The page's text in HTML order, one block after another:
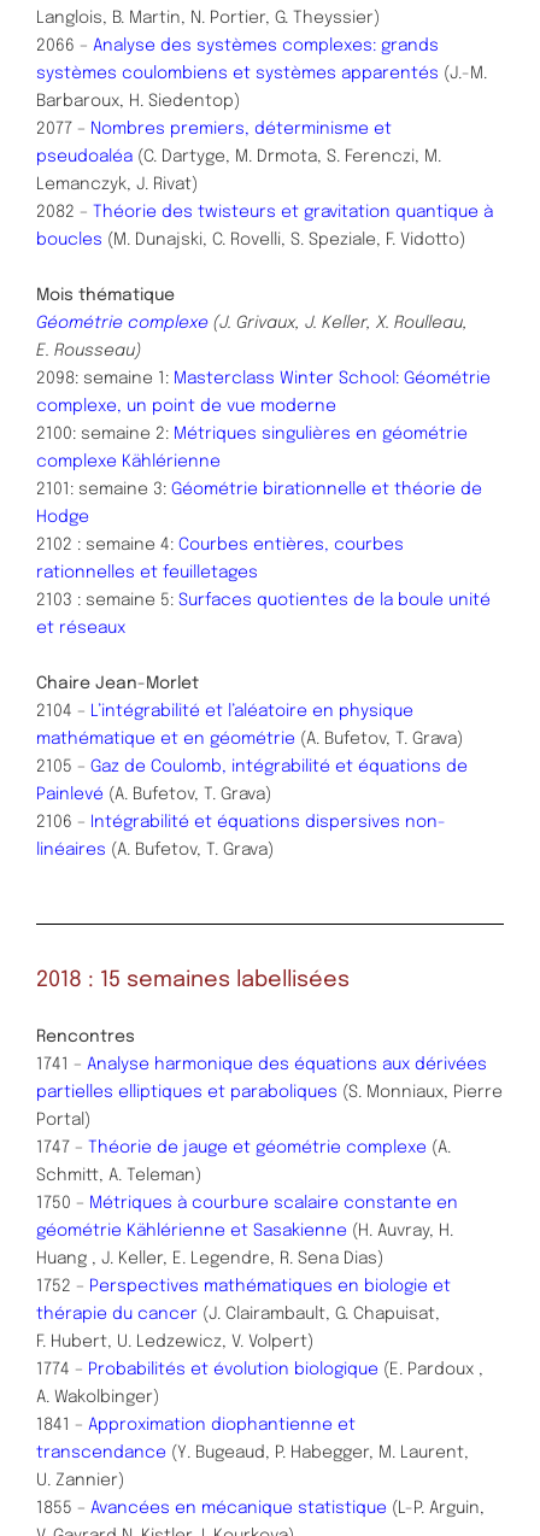
Langlois, B. Martin, N. Portier, G. Theyssier)
2066 – Analyse des systèmes complexes: grands
systèmes coulombiens et systèmes apparentés (J.-M.
Barbaroux, H. Siedentop)
2077 – Nombres premiers, déterminisme et
pseudoaléa (C. Dartyge, M. Drmota, S. Ferenczi, M.
Lemanczyk, J. Rivat)
2082 – Théorie des twisteurs et gravitation quantique à
boucles (M. Dunajski, C. Rovelli, S. Speziale, F. Vidotto)
Mois thématique
Géométrie complexe (J. Grivaux, J. Keller, X. Roulleau,
E. Rousseau)
2098: semaine 1: Masterclass Winter School: Géométrie
complexe, un point de vue moderne
2100: semaine 2: Métriques singulières en géométrie
complexe Kählérienne
2101: semaine 3: Géométrie birationnelle et théorie de
Hodge
2102 : semaine 4: Courbes entières, courbes
rationnelles et feuilletages
2103 : semaine 5: Surfaces quotientes de la boule unité
et réseaux
Chaire Jean-Morlet
2104 –
L’intégrabilité et l’aléatoire en physique
mathématique et en géométrie (A. Bufetov, T. Grava)
2105 – Gaz de Coulomb, intégrabilité et équations de
Painlevé (A. Bufetov, T. Grava)
​2106 –
Intégrabilité et équations dispersives non-
linéaires (A. Bufetov, T. Grava)
2018 : 15 semaines labellisées
Rencontres
1741 – Analyse harmonique des équations aux dérivées
partielles elliptiques et paraboliques (S. Monniaux, Pierre
Portal)
1747 –
Théorie de jauge et géométrie complexe (A.
Schmitt, A. Teleman)
1750 – Métriques à courbure scalaire constante en
géométrie Kählérienne et Sasakienne (H. Auvray, H.
Huang , J. Keller, E. Legendre, R. Sena Dias)
1752 – Perspectives mathématiques en biologie et
thérapie du cancer (J. Clairambault, G. Chapuisat,
F. Hubert, U. Ledzewicz, V. Volpert)
1774 – Probabilités et évolution biologique (E. Pardoux ,
A. Wakolbinger)
1841 – Approximation diophantienne et
transcendance (Y. Bugeaud, P. Habegger, M. Laurent,
U. Zannier)
1855 – Avancées en mécanique statistique (L-P. Arguin,